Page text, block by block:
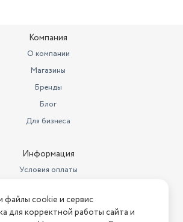
Компания
О компании
Магазины
Бренды
Блог
Для бизнеса
Информация
Условия оплаты
Условия возврата
ошибку на сайте? Напишите нам
файлы cookie и сервис
для корректной работы сайта и